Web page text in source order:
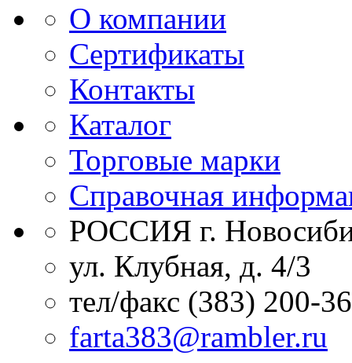
О компании
Сертификаты
Контакты
Каталог
Торговые марки
Справочная
РОССИЯ г.
ул. Клубная, д. 4/3
тел/факс (383) 200-
farta383@rambler.ru